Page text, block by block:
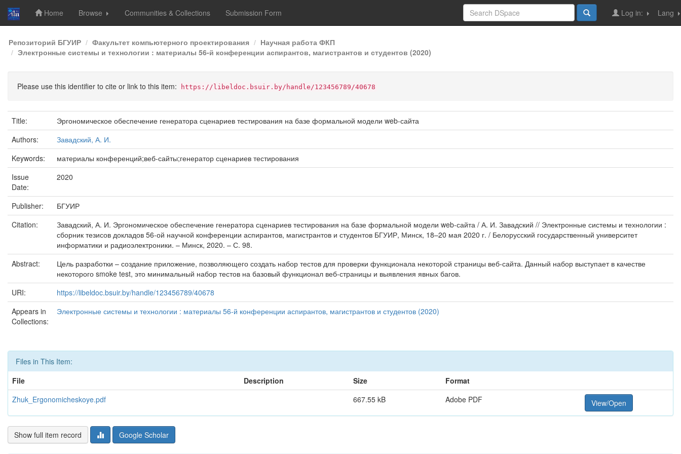
Skip
navigation
Home Browse Communities & Collections Submission Form Lang
Log in:
Репозиторий БГУИР Факультет компьютерного проектирования
Научная работа ФКП
Электронные системы и технологии : материалы 56-й конференции аспирантов, магистрантов и студентов (2020)
Please use this identifier to cite or link to this item: https://libeldoc.bsuir.by/handle/123456789/40678
Title:
Эргономическое обеспечение генератора сценариев тестирования на базе формальной модели web-сайта
Authors:
Завадский, А. И.
Keywords:
материалы конференций;веб-сайты;генератор сценариев тестирования
Issue
Date:
2020
Publisher:
БГУИР
Citation:
Завадский, А. И. Эргономическое обеспечение генератора сценариев тестирования на базе формальной модели web-сайта / А. И. Завадский // Электронные системы и технологии :
сборник тезисов докладов 56-ой научной конференции аспирантов, магистрантов и студентов БГУИР, Минск, 18–20 мая 2020 г. / Белорусский государственный университет
информатики и радиоэлектроники. – Минск, 2020. – С. 98.
Abstract:
Цель разработки – создание приложение, позволяющего создать набор тестов для проверки функционала некоторой страницы веб-сайта. Данный набор выступает в качестве
некоторого smoke test, это минимальный набор тестов на базовый функционал веб-страницы и выявления явных багов.
URI:
https://libeldoc.bsuir.by/handle/123456789/40678
Appears in
Collections:
Электронные системы и технологии : материалы 56-й конференции аспирантов, магистрантов и студентов (2020)
Files in This Item:
File
Description Size
Format
Zhuk_Ergonomicheskoye.pdf
667.55 kB Adobe PDF View/Open
Show full item record Google Scholar